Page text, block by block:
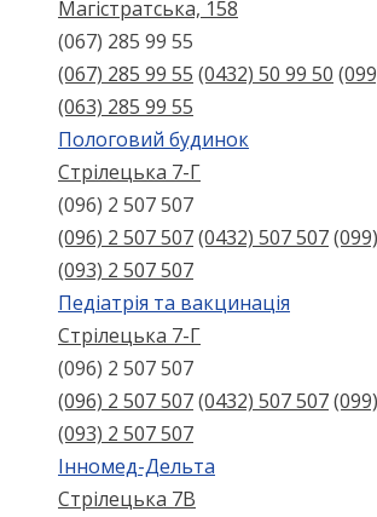
Магістратська, 158
(067) 285 99 55
(067) 285 99 55 (0432) 50 99 50
(063) 285 99 55
Пологовий будинок
Стрілецька 7-Г
(096) 2 507 507
(096) 2 507 507(0432) 507 507
(093) 2 507 507
Педіатрія та вакцинація
Стрілецька 7-Г
(096) 2 507 507
(096) 2 507 507(0432) 507 507
(093) 2 507 507
Інномед-Дельта
Стрілецька 7В